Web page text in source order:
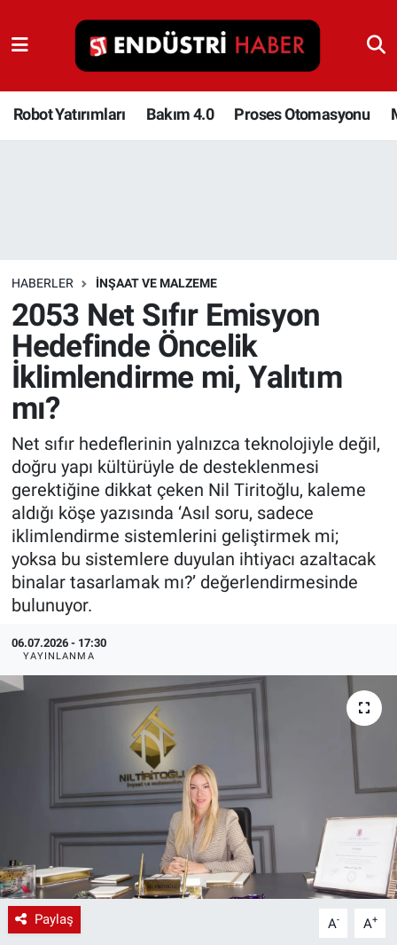
Robot Yatırımları Bakım 4.0 Proses Otomasyonu
HABERLER İNŞAAT VE MALZEME
2053 Net Sıfır Emisyon
Hedefinde Öncelik
İklimlendirme mi, Yalıtım
mı?
Net sıfır hedeflerinin yalnızca teknolojiyle değil,
doğru yapı kültürüyle de desteklenmesi
gerektiğine dikkat çeken Nil Tiritoğlu, kaleme
aldığı köşe yazısında ‘Asıl soru, sadece
iklimlendirme sistemlerini geliştirmek mi;
yoksa bu sistemlere duyulan ihtiyacı azaltacak
binalar tasarlamak mı?’ değerlendirmesinde
bulunuyor.
06.07.2026 - 17:30
YAYINLANMA
Paylaş A- A+
Robot Yatırımları
Bakım 4.0
Depolama Çözümleri
İnşaat ve Malzeme
HaberOrtak
Enerjisini Üreten Fabrikalar
Endüstri 4.0 Uygulamaları
Ağır Sanayi Çözümleri